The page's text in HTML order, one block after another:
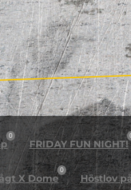
0
FRIDAY FUN NIGHT!
X Dome
0
Höstlov